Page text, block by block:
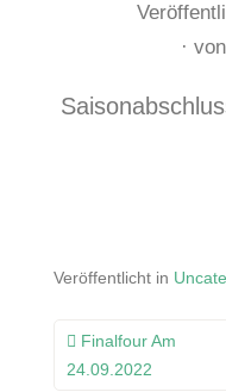
von
Veröffentlicht in
Finalfour Am
24.09.2022